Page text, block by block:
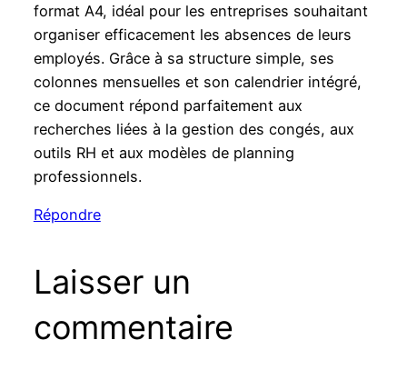
format A4, idéal pour les entreprises souhaitant
organiser efficacement les absences de leurs
employés. Grâce à sa structure simple, ses
colonnes mensuelles et son calendrier intégré,
ce document répond parfaitement aux
recherches liées à la gestion des congés, aux
outils RH et aux modèles de planning
professionnels.
Répondre
Laisser un
commentaire